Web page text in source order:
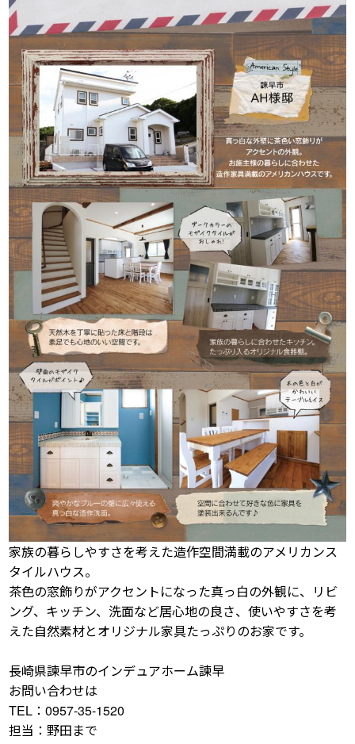
家族の暮らしやすさを考えた造作空間満載のアメリカンス
タイルハウス。
茶色の窓飾りがアクセントになった真っ白の外観に、リビ
ング、キッチン、洗面など居心地の良さ、使いやすさを考
えた自然素材とオリジナル家具たっぷりのお家です。
長崎県諫早市のインデュアホーム諫早
お問い合わせは
TEL：0957-35-1520
担当：野田まで